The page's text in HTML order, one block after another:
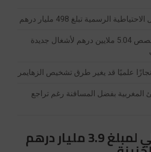
الرسمية تبلغ 498 مليار درهم
وكالة أبي رقراق تخصص 5.04 ملايين درهم لأشغال جديدة
علميًا قد يغير طرق تشخيص الزهايمر
المغربية بفضل المسافنة رغم تراجع
توظيف مالي لمبلغ 3.9 مليار درهم